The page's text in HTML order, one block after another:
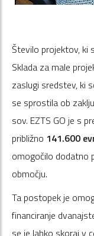
Število projektov, ki
Sklada za male
zaslugi sredstev, ki
se sprostila ob
sov. EZTS GO je s
približno 141.600
omogočilo dodatno
območju.
Ta postopek je
financiranje
se je lahko skoraj v